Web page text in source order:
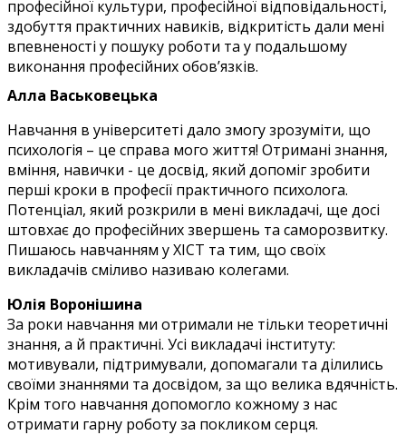
професійної культури, професійної відповідальності,
здобуття практичних навиків, відкритість дали мені
впевненості у пошуку роботи та у подальшому
виконання професійних обов’язків.
Алла Васьковецька
Навчання в університеті дало змогу зрозуміти, що
психологія – це справа мого життя! Отримані знання,
вміння, навички - це досвід, який допоміг зробити
перші кроки в професії практичного психолога.
Потенціал, який розкрили в мені викладачі, ще досі
штовхає до професійних звершень та саморозвитку.
Пишаюсь навчанням у ХІСТ та тим, що своїх
викладачів сміливо називаю колегами.
Юлія Воронішина
За роки навчання ми отримали не тільки теоретичні
знання, а й практичні. Усі викладачі інституту:
мотивували, підтримували, допомагали та ділились
своїми знаннями та досвідом, за що велика вдячність.
Крім того навчання допомогло кожному з нас
отримати гарну роботу за покликом серця.